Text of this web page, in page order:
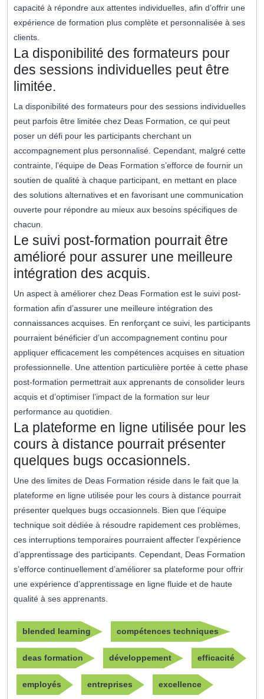
capacité à répondre aux attentes individuelles, afin d’offrir une
expérience de formation plus complète et personnalisée à ses
clients.
La disponibilité des formateurs pour
des sessions individuelles peut être
limitée.
La disponibilité des formateurs pour des sessions individuelles
peut parfois être limitée chez Deas Formation, ce qui peut
poser un défi pour les participants cherchant un
accompagnement plus personnalisé. Cependant, malgré cette
contrainte, l’équipe de Deas Formation s’efforce de fournir un
soutien de qualité à chaque participant, en mettant en place
des solutions alternatives et en favorisant une communication
ouverte pour répondre au mieux aux besoins spécifiques de
chacun.
Le suivi post-formation pourrait être
amélioré pour assurer une meilleure
intégration des acquis.
Un aspect à améliorer chez Deas Formation est le suivi post-
formation afin d’assurer une meilleure intégration des
connaissances acquises. En renforçant ce suivi, les participants
pourraient bénéficier d’un accompagnement continu pour
appliquer efficacement les compétences acquises en situation
professionnelle. Une attention particulière portée à cette phase
post-formation permettrait aux apprenants de consolider leurs
acquis et d’optimiser l’impact de la formation sur leur
performance au quotidien.
La plateforme en ligne utilisée pour les
cours à distance pourrait présenter
quelques bugs occasionnels.
Une des limites de Deas Formation réside dans le fait que la
plateforme en ligne utilisée pour les cours à distance pourrait
présenter quelques bugs occasionnels. Bien que l’équipe
technique soit dédiée à résoudre rapidement ces problèmes,
ces interruptions temporaires pourraient affecter l’expérience
d’apprentissage des participants. Cependant, Deas Formation
s’efforce continuellement d’améliorer sa plateforme pour offrir
une expérience d’apprentissage en ligne fluide et de haute
qualité à ses apprenants.
blended learning compétences techniques
deas formation développement efficacité
employés entreprises excellence